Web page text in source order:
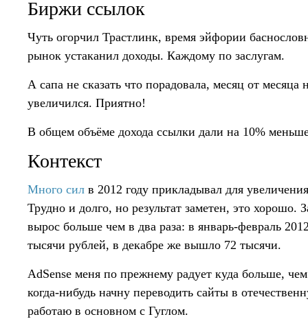
Биржи ссылок
Чуть огорчил Трастлинк, время эйфории
рынок устаканил доходы. Каждому по заслугам.
А сапа не сказать что порадовала, месяц от месяца
увеличился. Приятно!
В общем объёме дохода ссылки дали на 10%
Контекст
Много сил в 2012 году прикладывал для
Трудно и долго, но результат заметен, это хорошо.
вырос больше чем в два раза: в январь-февраль
тысячи рублей, в декабре же вышло 72 тысячи.
AdSense меня по прежнему радует куда больше,
когда-нибудь начну переводить сайты в
работаю в основном с Гуглом.